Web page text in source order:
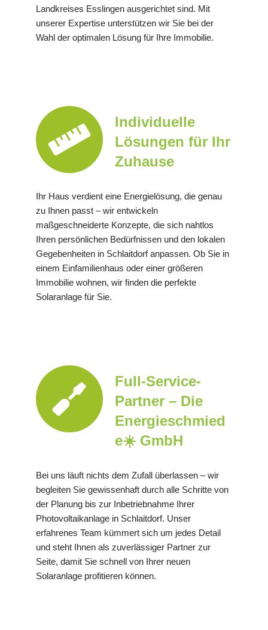
Landkreises Esslingen ausgerichtet sind. Mit
unserer Expertise unterstützen wir Sie bei der
Wahl der optimalen Lösung für Ihre Immobilie.
Individuelle
Lösungen für Ihr
Zuhause
Ihr Haus verdient eine Energielösung, die genau
zu Ihnen passt – wir entwickeln
maßgeschneiderte Konzepte, die sich nahtlos
Ihren persönlichen Bedürfnissen und den lokalen
Gegebenheiten in Schlaitdorf anpassen. Ob Sie in
einem Einfamilienhaus oder einer größeren
Immobilie wohnen, wir finden die perfekte
Solaranlage für Sie.
Full-Service-
Partner – Die
Energieschmied
e☀️ GmbH
Bei uns läuft nichts dem Zufall überlassen – wir
begleiten Sie gewissenhaft durch alle Schritte von
der Planung bis zur Inbetriebnahme Ihrer
Photovoltaikanlage in Schlaitdorf. Unser
erfahrenes Team kümmert sich um jedes Detail
und steht Ihnen als zuverlässiger Partner zur
Seite, damit Sie schnell von Ihrer neuen
Solaranlage profitieren können.